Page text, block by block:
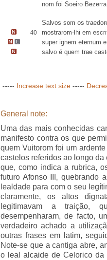
nom foi Soeiro
Salvos som os
40
mostrarom-lhi em
super ignem eternum
salvo é quem trae
----- Increase text size -----
General note:
Uma das mais conhecidas
manifesto contra os que
quem Vuitorom foi um
castelos referidos ao longo
que, como indica a rubrica,
futuro Afonso III, quebrando
lealdade para com o seu
claramente, os altos
legitimavam a traição,
desempenharam, de facto,
verdadeiro achado a
outras frases em latim,
Note-se que a cantiga abre,
o leal alcaide de Celorico da